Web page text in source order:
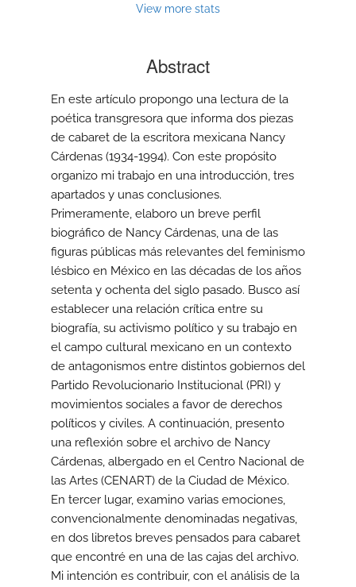
View more stats
Abstract
En este artículo propongo una lectura de la
poética transgresora que informa dos piezas
de cabaret de la escritora mexicana Nancy
Cárdenas (1934-1994). Con este propósito
organizo mi trabajo en una introducción, tres
apartados y unas conclusiones.
Primeramente, elaboro un breve perfil
biográfico de Nancy Cárdenas, una de las
figuras públicas más relevantes del feminismo
lésbico en México en las décadas de los años
setenta y ochenta del siglo pasado. Busco así
establecer una relación crítica entre su
biografía, su activismo político y su trabajo en
el campo cultural mexicano en un contexto
de antagonismos entre distintos gobiernos del
Partido Revolucionario Institucional (PRI) y
movimientos sociales a favor de derechos
políticos y civiles. A continuación, presento
una reflexión sobre el archivo de Nancy
Cárdenas, albergado en el Centro Nacional de
las Artes (CENART) de la Ciudad de México.
En tercer lugar, examino varias emociones,
convencionalmente denominadas negativas,
en dos libretos breves pensados para cabaret
que encontré en una de las cajas del archivo.
Mi intención es contribuir, con el análisis de la